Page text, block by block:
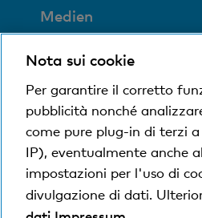
Medien
ecologica
© Banca Cler
La Banca Cler SA è una
Nota sui cookie
Per garantire il corretto
pubblicità nonché
come pure plug-in di terzi
IP), eventualmente anche
impostazioni per l'uso di
divulgazione di dati.